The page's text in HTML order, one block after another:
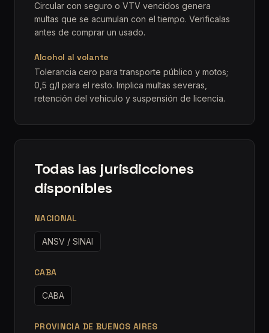
Circular con seguro o VTV vencidos genera
multas que se acumulan con el tiempo. Verificalas
antes de comprar un usado.
Alcohol al volante
Tolerancia cero para transporte público y motos;
0,5 g/l para el resto. Implica multas severas,
retención del vehículo y suspensión de licencia.
Todas las jurisdicciones
disponibles
NACIONAL
ANSV / SINAI
CABA
CABA
PROVINCIA DE BUENOS AIRES